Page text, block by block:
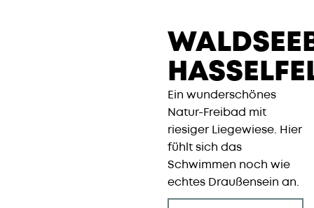
Ein wunderschönes
Natur-Freibad mit
riesiger Liegewiese. Hier
fühlt sich das
Schwimmen noch wie
echtes Draußensein an.